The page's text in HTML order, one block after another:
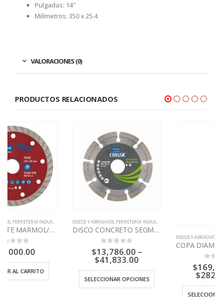
Pulgadas: 14″
Milímetros; 350 x 25.4
VALORACIONES (0)
PRODUCTOS RELACIONADOS
,NORTON
DISCOS Y ABRASIVOS FERRETERIA INDUSTRIAL ,NORTON
DISCO CONCRETO SEGMENT CLASSIC NORTON
$
$41,833.00
SELECCIONAR OPCIONES
DISCOS Y ABRASIVOS FERRETERIA INDUSTRIAL
COPA DIAMANTADA DOBLE 4″ y 7″ NORTON
$282,985.00
SELECCIONAR OPCIONES